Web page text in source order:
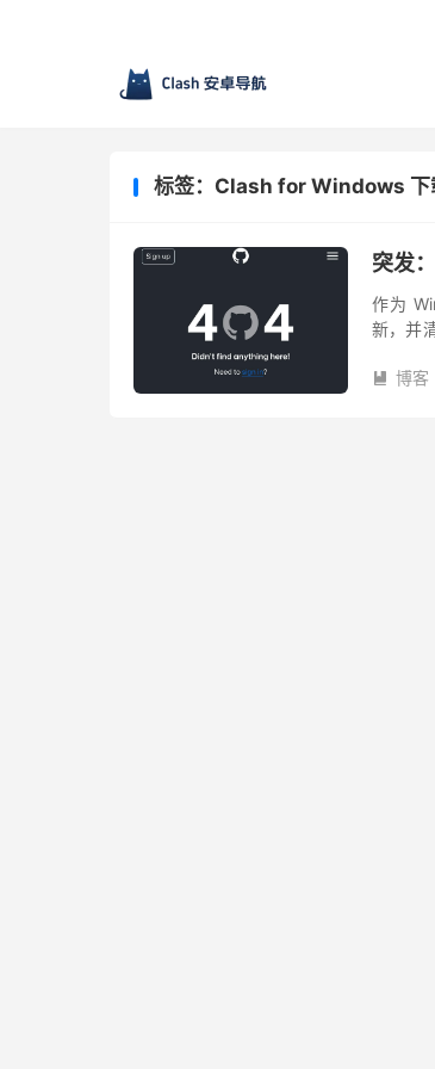
标签：Clash for Windows 下
突发
作为
新，并
 博客